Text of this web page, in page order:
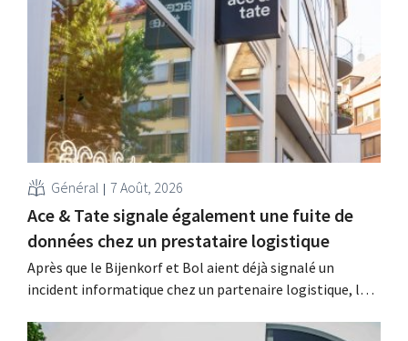
Général 7 Août, 2026
Ace & Tate signale également une fuite de
données chez un prestataire logistique
Après que le Bijenkorf et Bol aient déjà signalé un
incident informatique chez un partenaire logistique, la
clients d'une fuite de données. Les données financières,